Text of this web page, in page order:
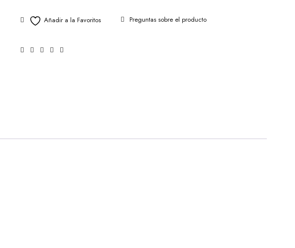
Preguntas sobre el producto